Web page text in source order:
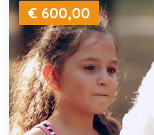
€ 600,00